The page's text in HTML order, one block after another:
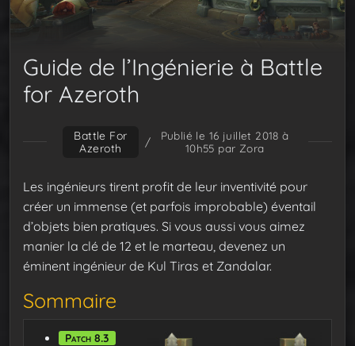
Guide de l’Ingénierie à Battle
for Azeroth
Battle For
Azeroth
/
Publié le 16 juillet 2018 à
10h55 par Zora
Les ingénieurs tirent profit de leur inventivité pour
créer un immense (et parfois improbable) éventail
d’objets bien pratiques. Si vous aussi vous aimez
manier la clé de 12 et le marteau, devenez un
éminent ingénieur de Kul Tiras et Zandalar.
Sommaire
Patch 8.3